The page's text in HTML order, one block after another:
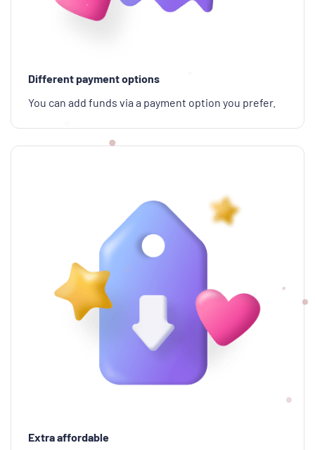
Different payment options
You can add funds via a payment option you prefer.
Extra affordable